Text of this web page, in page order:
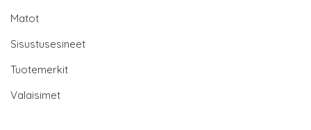
Matot
Sisustusesineet
Tuotemerkit
Valaisimet